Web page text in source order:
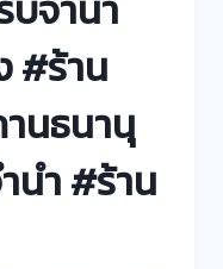
#ร้าน
นธนานุ
นำ #ร้าน